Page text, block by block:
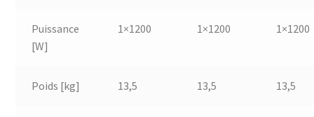
Puissance
[W]
1×1200 1×1200 1×1200
Poids [kg] 13,5 13,5 13,5